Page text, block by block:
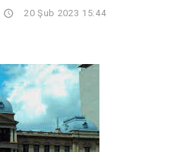
20 Şub 2023 15:44